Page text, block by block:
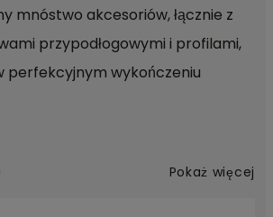
mnóstwo akcesoriów, łącznie z
przypodłogowymi i profilami,
perfekcyjnym wykończeniu
Pokaż więcej